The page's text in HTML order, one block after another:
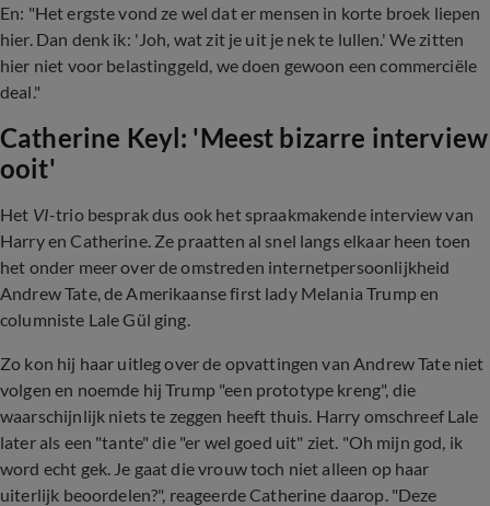
En: "Het ergste vond ze wel dat er mensen in korte broek liepen
hier. Dan denk ik: 'Joh, wat zit je uit je nek te lullen.' We zitten
hier niet voor belastinggeld, we doen gewoon een commerciële
deal."
Catherine Keyl: 'Meest bizarre interview
ooit'
Het VI-trio besprak dus ook het spraakmakende interview van
Harry en Catherine. Ze praatten al snel langs elkaar heen toen
het onder meer over de omstreden internetpersoonlijkheid
Andrew Tate, de Amerikaanse first lady Melania Trump en
columniste Lale Gül ging.
Zo kon hij haar uitleg over de opvattingen van Andrew Tate niet
volgen en noemde hij Trump "een prototype kreng", die
waarschijnlijk niets te zeggen heeft thuis. Harry omschreef Lale
later als een "tante" die "er wel goed uit" ziet. "Oh mijn god, ik
word echt gek. Je gaat die vrouw toch niet alleen op haar
uiterlijk beoordelen?", reageerde Catherine daarop. "Deze